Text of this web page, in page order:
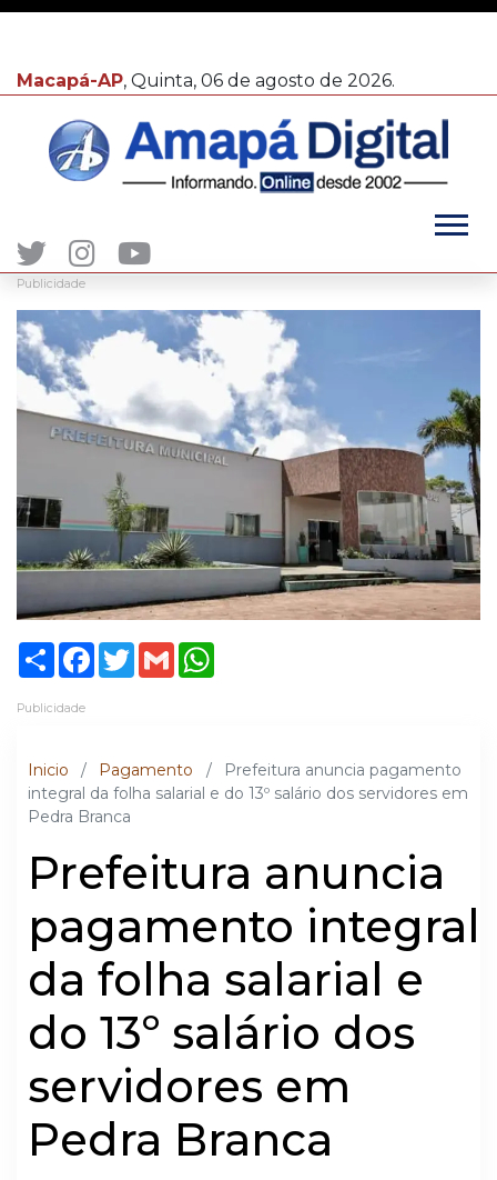
Macapá-AP, Quinta, 06 de agosto de 2026.
Publicidade
ShareFacebook
TwitterGmail
Publicidade
Inicio / Pagamento /
Prefeitura anuncia pagamento
integral da folha salarial e do 13º salário dos servidores em
Pedra Branca
Prefeitura anuncia
pagamento integral
da folha salarial e
do 13º salário dos
servidores em
Pedra Branca